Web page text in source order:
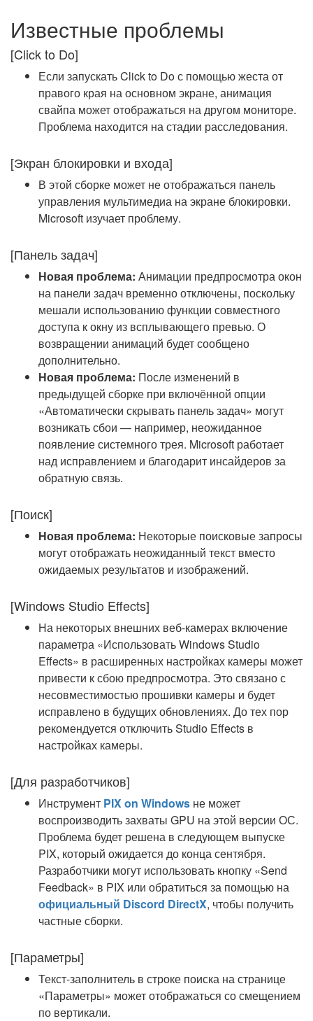
Известные проблемы
[Click to Do]
Если запускать Click to Do с помощью жеста от
правого края на основном экране, анимация
свайпа может отображаться на другом мониторе.
Проблема находится на стадии расследования.
[Экран блокировки и входа]
В этой сборке может не отображаться панель
управления мультимедиа на экране блокировки.
Microsoft изучает проблему.
[Панель задач]
Новая проблема: Анимации предпросмотра окон
на панели задач временно отключены, поскольку
мешали использованию функции совместного
доступа к окну из всплывающего превью. О
возвращении анимаций будет сообщено
дополнительно.
Новая проблема: После изменений в
предыдущей сборке при включённой опции
«Автоматически скрывать панель задач» могут
возникать сбои — например, неожиданное
появление системного трея. Microsoft работает
над исправлением и благодарит инсайдеров за
обратную связь.
[Поиск]
Новая проблема: Некоторые поисковые запросы
могут отображать неожиданный текст вместо
ожидаемых результатов и изображений.
[Windows Studio Effects]
На некоторых внешних веб-камерах включение
параметра «Использовать Windows Studio
Effects» в расширенных настройках камеры может
привести к сбою предпросмотра. Это связано с
несовместимостью прошивки камеры и будет
исправлено в будущих обновлениях. До тех пор
рекомендуется отключить Studio Effects в
настройках камеры.
[Для разработчиков]
Инструмент PIX on Windows не может
воспроизводить захваты GPU на этой версии ОС.
Проблема будет решена в следующем выпуске
PIX, который ожидается до конца сентября.
Разработчики могут использовать кнопку «Send
Feedback» в PIX или обратиться за помощью на
официальный Discord DirectX, чтобы получить
частные сборки.
[Параметры]
Текст-заполнитель в строке поиска на странице
«Параметры» может отображаться со смещением
по вертикали.